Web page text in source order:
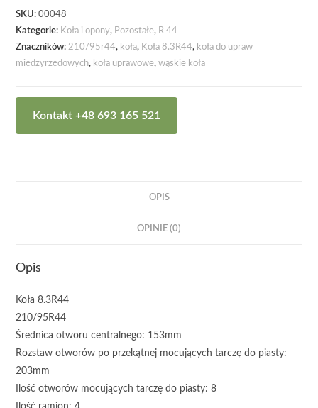
SKU:00048
Kategorie: Koła i opony, Pozostałe, R 44
Znaczników:210/95r44, koła, Koła 8.3R44, koła do upraw
międzyrzędowych, koła uprawowe,wąskie koła
Kontakt +48 693 165 521
OPIS
OPINIE (0)
Opis
Koła 8.3R44
210/95R44
Średnica otworu centralnego: 153mm
Rozstaw otworów po przekątnej mocujących tarczę do piasty:
203mm
Ilość otworów mocujących tarczę do piasty: 8